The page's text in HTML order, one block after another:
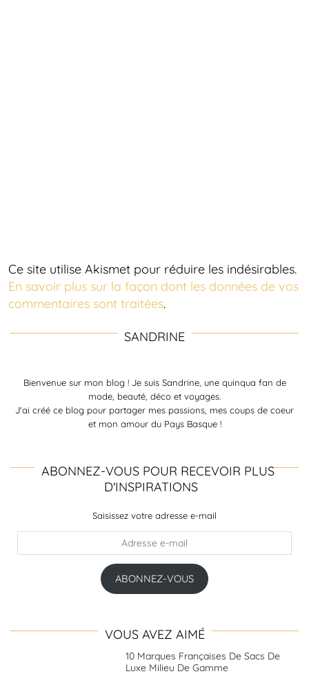
Ce site utilise Akismet pour réduire les indésirables.
En savoir plus sur la façon dont les données de vos
commentaires sont traitées.
SANDRINE
Bienvenue sur mon blog ! Je suis Sandrine, une quinqua fan de
mode, beauté, déco et voyages.
J'ai créé ce blog pour partager mes passions, mes coups de coeur
et mon amour du Pays Basque !
ABONNEZ-VOUS POUR RECEVOIR PLUS
D'INSPIRATIONS
Saisissez votre adresse e-mail
ABONNEZ-VOUS
VOUS AVEZ AIMÉ
10 Marques Françaises De Sacs De
Luxe Milieu De Gamme